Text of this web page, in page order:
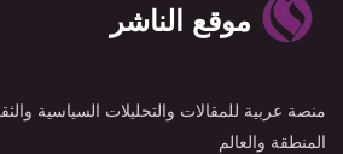
موقع الناشر
منصة عربية للمقالات والتحليلات السياسية
المنطقة والعالم